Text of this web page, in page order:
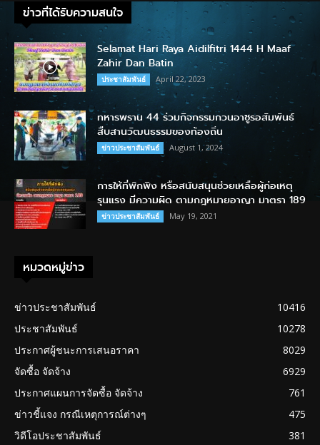
ข่าวที่ได้รับความสนใจ
Selamat Hari Raya Aidilfitri 1444 H Maaf
Zahir Dan Batin
ประชาสัมพันธ์ April 22, 2023
ทหารพราน 44 ร่วมกิจกรรมกวนอาซูรอสัมพันธ์
สืบสานวัฒนธรรมของท้องถิ่น
ข่าวประชาสัมพันธ์ August 1, 2024
การให้ที่พักพิง หรือสนับสนุนช่วยเหลือผู้ก่อเหตุ
รุนแรง มีความผิด ตามกฎหมายอาญา มาตรา 189
ข่าวประชาสัมพันธ์ May 19, 2021
หมวดหมู่ข่าว
ข่าวประชาสัมพันธ์
10416
ประชาสัมพันธ์
10278
ประกาศผู้ชนะการเสนอราคา
8029
จัดซื้อ จัดจ้าง
6929
ประกาศแผนการจัดซื้อ จัดจ้าง
761
ข่าวชี้แจง กรณีเหตุการณ์ต่างๆ
475
วิดีโอประชาสัมพันธ์
381